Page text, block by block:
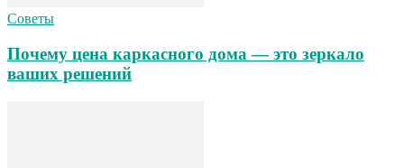
Советы
Почему цена каркасного дома — это зеркало
ваших решений